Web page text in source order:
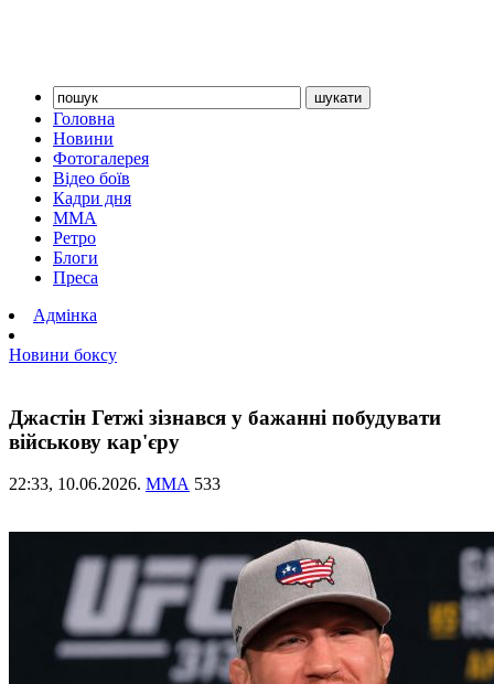
Головна
Новини
Фотогалерея
Відео боїв
Кадри дня
ММА
Ретро
Блоги
Преса
Адмінка
Новини боксу
Джастін Гетжі зізнався у бажанні побудувати
військову кар'єру
22:33, 10.06.2026. ММА 533